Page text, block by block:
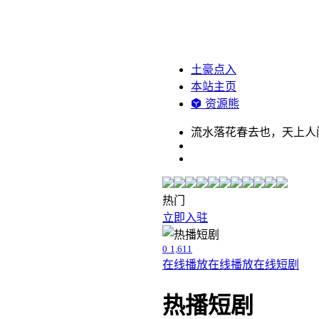
土豪点入
本站主页
资源熊
流水落花春去也，天上人
热门
立即入驻
0 1,611
在线播放在线播放在线短剧
热播短剧